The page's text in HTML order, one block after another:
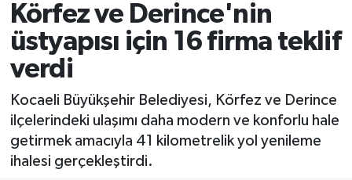
Körfez ve Derince'nin
üstyapısı için 16 firma teklif
verdi
Kocaeli Büyükşehir Belediyesi, Körfez ve Derince
ilçelerindeki ulaşımı daha modern ve konforlu hale
getirmek amacıyla 41 kilometrelik yol yenileme
ihalesi gerçekleştirdi.